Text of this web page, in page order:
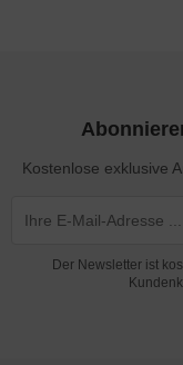
Kostenlose exklusive
Der Newsletter ist